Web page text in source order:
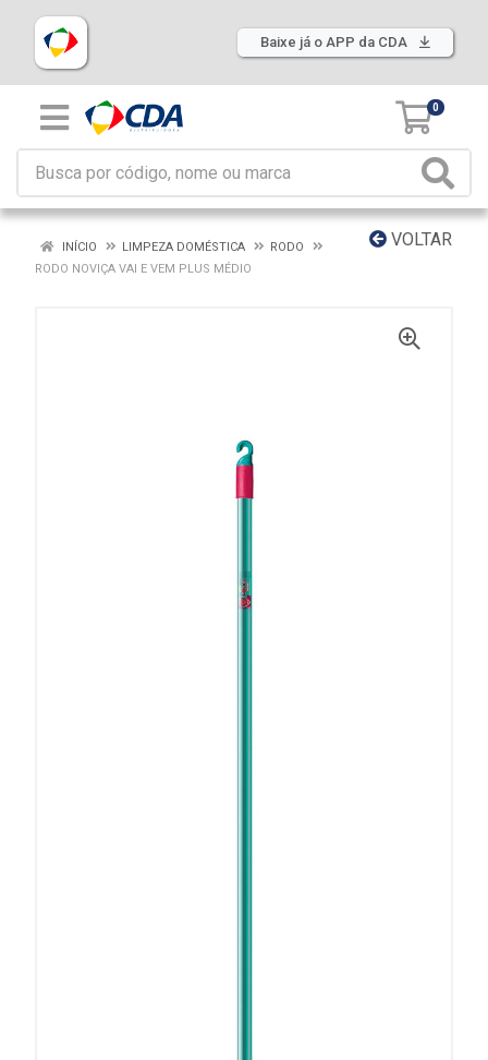
Baixe já o APP da CDA
0
VOLTAR
INÍCIO LIMPEZA DOMÉSTICA
RODO
RODO NOVIÇA VAI E VEM PLUS MÉDIO